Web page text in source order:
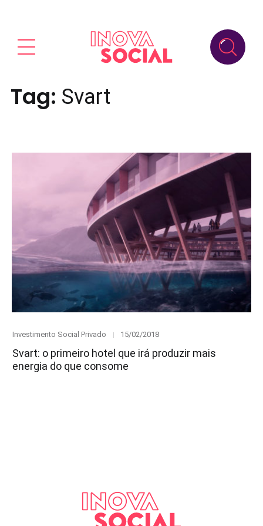
Tag: Svart
Category
Investimento Social Privado
Posted
15/02/2018
Svart: o primeiro hotel que irá produzir mais
energia do que consome